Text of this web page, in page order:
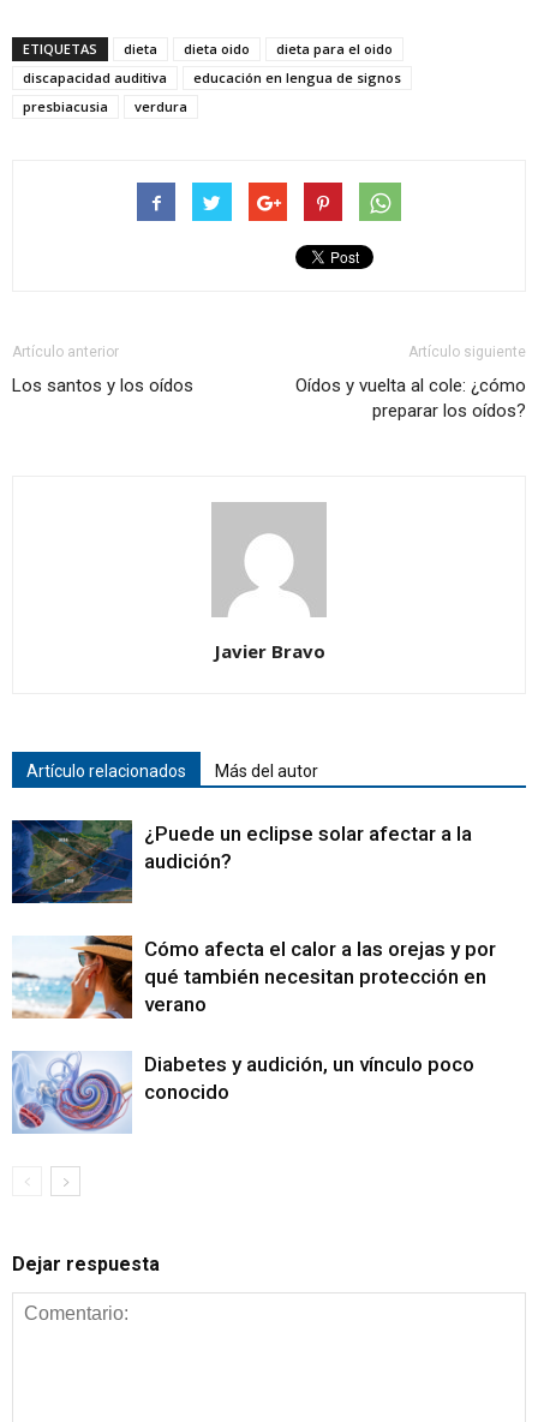
ETIQUETAS dieta dieta oido
dieta para el oido
discapacidad auditiva
educación en lengua de signos
presbiacusia
verdura
Artículo anterior
Los santos y los oídos
Artículo siguiente
Oídos y vuelta al cole: ¿cómo
preparar los oídos?
Javier Bravo
Artículo relacionados Más del autor
¿Puede un eclipse solar afectar a la
audición?
Cómo afecta el calor a las orejas y por
qué también necesitan protección en
verano
Diabetes y audición, un vínculo poco
conocido
Dejar respuesta